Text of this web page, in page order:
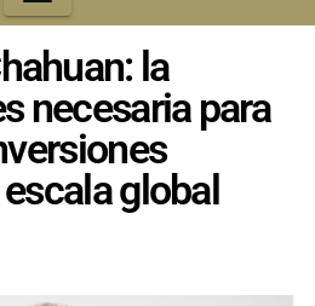
la
necesaria para
global